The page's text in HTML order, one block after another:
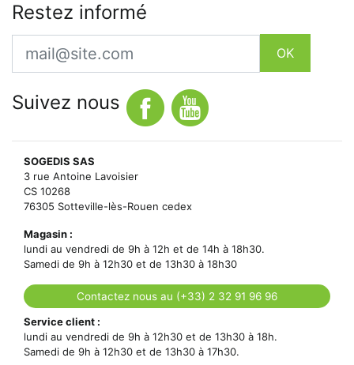
Restez informé
Email
OK
Suivez nous
SOGEDIS SAS
3 rue Antoine Lavoisier
CS 10268
76305 Sotteville-lès-Rouen cedex
Magasin :
lundi au vendredi de 9h à 12h et de 14h à 18h30.
Samedi de 9h à 12h30 et de 13h30 à 18h30
Contactez nous au (+33) 2 32 91 96 96
Service client :
lundi au vendredi de 9h à 12h30 et de 13h30 à 18h.
Samedi de 9h à 12h30 et de 13h30 à 17h30.